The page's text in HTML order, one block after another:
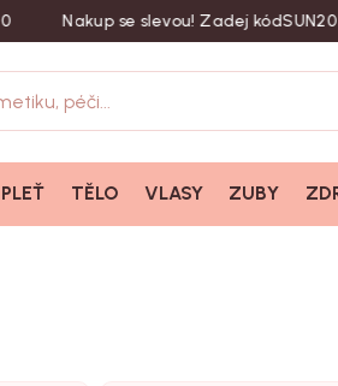
Nakup se slevou! Zadej kódSUN20
PLEŤ TĚLO VLASY ZUBY